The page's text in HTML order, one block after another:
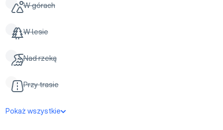
W górach
W lesie
Nad rzeką
Przy trasie
Pokaż wszystkie